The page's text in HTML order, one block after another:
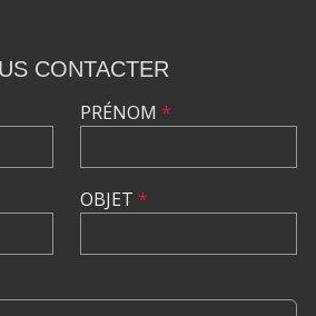
CONTACTER
PRÉNOM *
OBJET *